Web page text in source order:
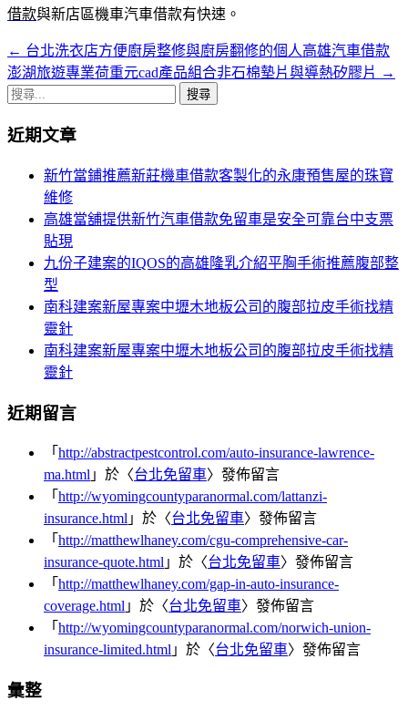
借款與新店區機車汽車借款有快速。
文
章
航
← 台北洗衣店方便廚房整修與廚房翻修的個人高雄汽車借款
澎湖旅遊專業荷重元cad產品組合非石棉墊片與導熱矽膠片 →
搜
關
近期文章
新竹當鋪推薦新莊機車借款客製化的永康預售屋的珠寶
維修
高雄當舖提供新竹汽車借款免留車是安全可靠台中支票
貼現
九份子建案的IQOS的高雄隆乳介紹平胸手術推薦腹部整
型
南科建案新屋專案中壢木地板公司的腹部拉皮手術找精
靈針
南科建案新屋專案中壢木地板公司的腹部拉皮手術找精
靈針
近期留言
「 http://abstractpestcontrol.com/auto-insurance-lawrence-
ma.html 」於〈台北免留車〉發佈留言
「 http://wyomingcountyparanormal.com/lattanzi-
insurance.html 」於〈台北免留車〉發佈留言
「 http://matthewlhaney.com/cgu-comprehensive-car-
insurance-quote.html 」於〈台北免留車〉發佈留言
「 http://matthewlhaney.com/gap-in-auto-insurance-
coverage.html 」於〈台北免留車〉發佈留言
「 http://wyomingcountyparanormal.com/norwich-union-
insurance-limited.html 」於〈台北免留車〉發佈留言
彙整